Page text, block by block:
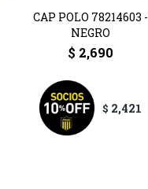
CAP POLO 78214603 -
NEGRO
$ 2,690
$ 2,421
Pantalones
Shorts
Musculosas